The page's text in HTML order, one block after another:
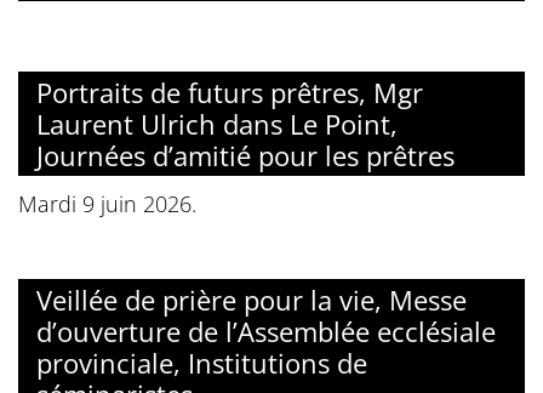
Portraits de futurs prêtres, Mgr
Laurent Ulrich dans Le Point,
Journées d’amitié pour les prêtres
Mardi 9 juin 2026.
Veillée de prière pour la vie, Messe
d’ouverture de l’Assemblée ecclésiale
provinciale, Institutions de